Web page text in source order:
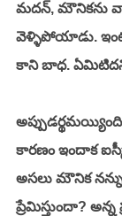
మదన్, మౌనికను
వెళ్ళిపోయాడు.
కాని బాధ.
కారణం ఇందాక
అసలు మౌనిక
ప్రేమిస్తుందా? అన్న